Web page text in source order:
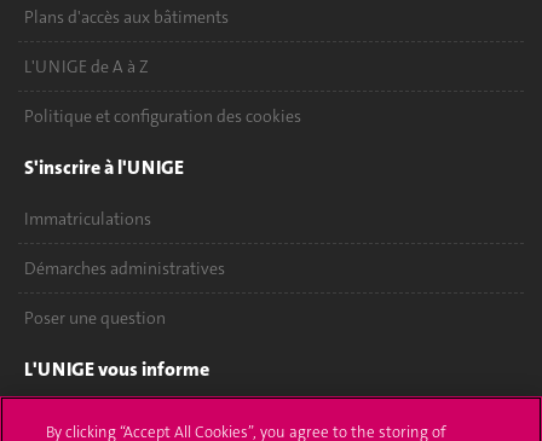
Plans d'accès aux bâtiments
L'UNIGE de A à Z
Politique et configuration des cookies
S'inscrire à l'UNIGE
Immatriculations
Démarches administratives
Poser une question
L'UNIGE vous informe
UNIGE Mobile
By clicking “Accept All Cookies”, you agree to the storing of